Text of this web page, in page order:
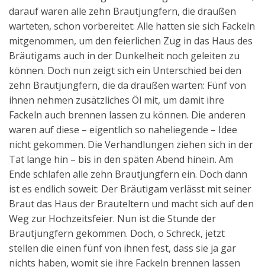
darauf waren alle zehn Brautjungfern, die draußen
warteten, schon vorbereitet: Alle hatten sie sich Fackeln
mitgenommen, um den feierlichen Zug in das Haus des
Bräutigams auch in der Dunkelheit noch geleiten zu
können. Doch nun zeigt sich ein Unterschied bei den
zehn Brautjungfern, die da draußen warten: Fünf von
ihnen nehmen zusätzliches Öl mit, um damit ihre
Fackeln auch brennen lassen zu können. Die anderen
waren auf diese – eigentlich so naheliegende – Idee
nicht gekommen. Die Verhandlungen ziehen sich in der
Tat lange hin – bis in den späten Abend hinein. Am
Ende schlafen alle zehn Brautjungfern ein. Doch dann
ist es endlich soweit: Der Bräutigam verlässt mit seiner
Braut das Haus der Brauteltern und macht sich auf den
Weg zur Hochzeitsfeier. Nun ist die Stunde der
Brautjungfern gekommen. Doch, o Schreck, jetzt
stellen die einen fünf von ihnen fest, dass sie ja gar
nichts haben, womit sie ihre Fackeln brennen lassen